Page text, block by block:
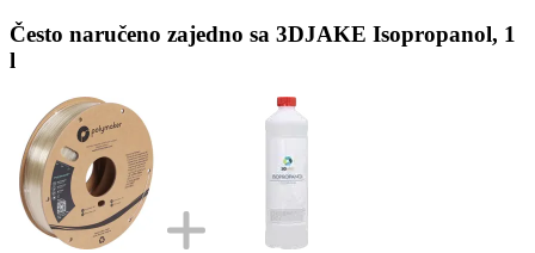
Često naručeno zajedno sa 3DJAKE Isopropanol, 1
l